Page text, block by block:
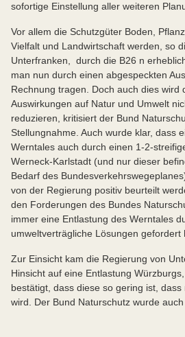
sofortige Einstellung aller weiteren
Vor allem die Schutzgüter Boden,
Vielfalt und Landwirtschaft werden, so
Unterfranken, durch die B26 n
man nun durch einen abgespeckten
Rechnung tragen. Doch auch dies wird
Auswirkungen auf Natur und Umwelt
reduzieren, kritisiert der Bund
Stellungnahme. Auch wurde klar, dass
Werntales auch durch einen 1-2-
Werneck-Karlstadt (und nur dieser
Bedarf des
von der Regierung positiv beurteilt
den Forderungen des Bundes
immer eine Entlastung des Werntales
umweltverträgliche Lösungen gefordert
Zur Einsicht kam die Regierung von
Hinsicht auf eine Entlastung
bestätigt, dass diese so gering ist,
wird. Der Bund Naturschutz wurde auch